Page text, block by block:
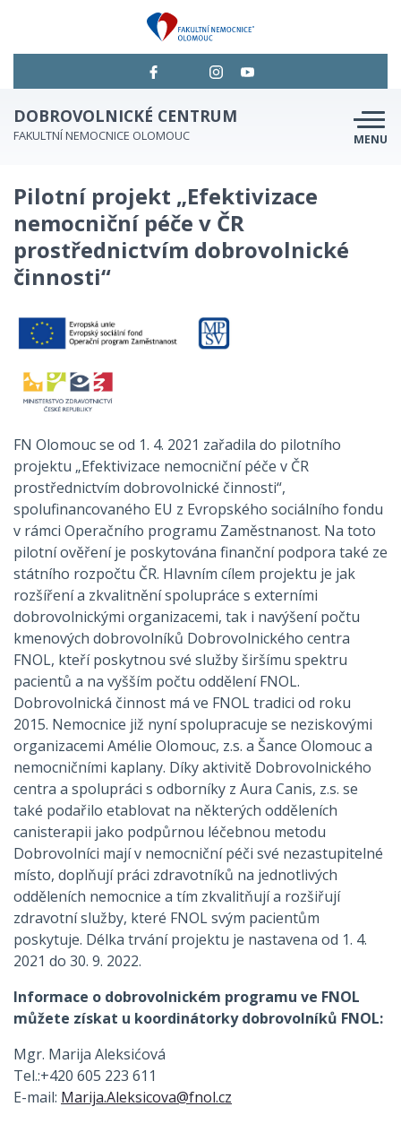
DOBROVOLNICKÉ CENTRUM
FAKULTNÍ NEMOCNICE OLOMOUC MENU
CO DĚLÁME
PŘIHLAŠOVÁNÍ
JAK SE STÁT DOBROVOLNÍKEM
PODPOŘÍTE NÁS?
Pilotní projekt „Efektivizace
nemocniční péče v ČR
prostřednictvím dobrovolnické
činnosti“
FN Olomouc se od 1. 4. 2021 zařadila do pilotního
projektu „Efektivizace nemocniční péče v ČR
prostřednictvím dobrovolnické činnosti“,
spolufinancovaného EU z Evropského sociálního fondu
v rámci Operačního programu Zaměstnanost. Na toto
pilotní ověření je poskytována finanční podpora také ze
státního rozpočtu ČR. Hlavním cílem projektu je jak
rozšíření a zkvalitnění spolupráce s externími
dobrovolnickými organizacemi, tak i navýšení počtu
kmenových dobrovolníků Dobrovolnického centra
FNOL, kteří poskytnou své služby širšímu spektru
pacientů a na vyšším počtu oddělení FNOL.
Dobrovolnická činnost má ve FNOL tradici od roku
2015. Nemocnice již nyní spolupracuje se neziskovými
organizacemi Amélie Olomouc, z.s. a Šance Olomouc a
nemocničními kaplany. Díky aktivitě Dobrovolnického
centra a spolupráci s odborníky z Aura Canis, z.s. se
také podařilo etablovat na některých odděleních
canisterapii jako podpůrnou léčebnou metodu
Dobrovolníci mají v nemocniční péči své nezastupitelné
místo, doplňují práci zdravotníků na jednotlivých
odděleních nemocnice a tím zkvalitňují a rozšiřují
zdravotní služby, které FNOL svým pacientům
poskytuje. Délka trvání projektu je nastavena od 1. 4.
2021 do 30. 9. 2022.
Informace o dobrovolnickém programu ve FNOL
můžete získat u koordinátorky dobrovolníků FNOL:
Mgr. Marija Aleksićová
Tel.:+420 605 223 611
E-mail: Marija.Aleksicova@fnol.cz